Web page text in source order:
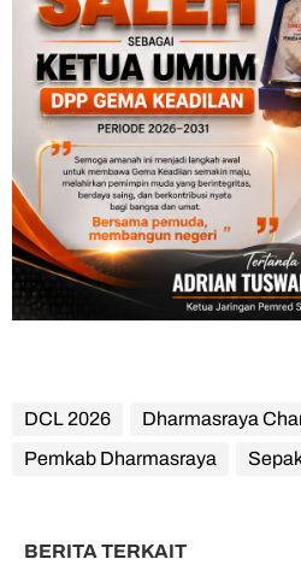
DCL 2026
Dharmasraya
Pemkab Dharmasraya
BERITA TERKAIT